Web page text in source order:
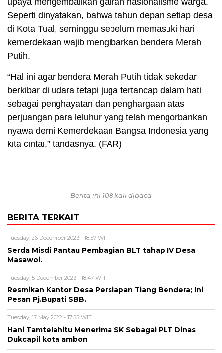
upaya mengembalikan gairah nasionalisme warga.
Seperti dinyatakan, bahwa tahun depan setiap desa
di Kota Tual, seminggu sebelum memasuki hari
kemerdekaan wajib mengibarkan bendera Merah
Putih.
“Hal ini agar bendera Merah Putih tidak sekedar
berkibar di udara tetapi juga tertancap dalam hati
sebagai penghayatan dan penghargaan atas
perjuangan para leluhur yang telah mengorbankan
nyawa demi Kemerdekaan Bangsa Indonesia yang
kita cintai,” tandasnya. (FAR)
Berita ini 108 kali dibaca
BERITA TERKAIT
Tuesday, 26 December 2023 - 18:57 WIT
Serda Misdi Pantau Pembagian BLT tahap IV Desa
Masawoi.
Tuesday, 5 December 2023 - 18:47 WIT
Resmikan Kantor Desa Persiapan Tiang Bendera; Ini
Pesan Pj.Bupati SBB.
Tuesday, 17 May 2022 - 17:55 WIT
Hani Tamtelahitu Menerima SK Sebagai PLT Dinas
Dukcapil kota ambon